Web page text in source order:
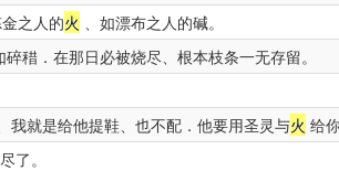
之人的火 、如漂布之人的碱。
稓．在那日必被烧尽、根本枝条一无存留。
我就是给他提鞋、也不配．他要用圣灵与火 给
了。